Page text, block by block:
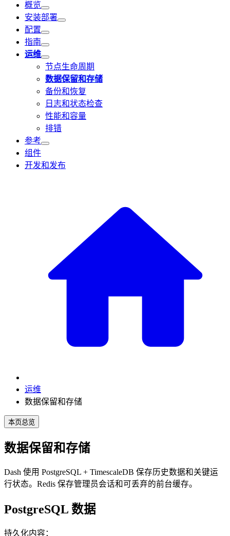
概览
安装部署
配置
指南
运维
节点生命周期
数据保留和存储
备份和恢复
日志和状态检查
性能和容量
排错
参考
组件
开发和发布
运维
数据保留和存储
本页总览
数据保留和存储
Dash 使用 PostgreSQL + TimescaleDB 保存历史数据和关键运
行状态。Redis 保存管理员会话和可丢弃的前台缓存。
PostgreSQL 数据
持久化内容：